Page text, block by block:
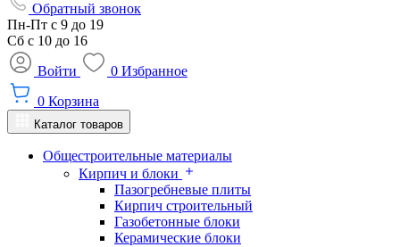
Обратный звонок
Пн-Пт с 9 до 19
Сб с 10 до 16
Войти
0 Избранное
0 Корзина
Каталог товаров
Общестроительные материалы
Кирпич и блоки
Пазогребневые плиты
Кирпич строительный
Газобетонные блоки
Керамические блоки